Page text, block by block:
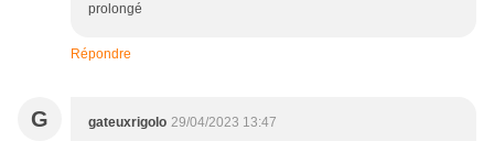
prolongé
Répondre
G gateuxrigolo 29/04/2023 13:47